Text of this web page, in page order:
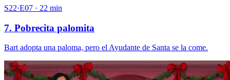
S22·E07 · 22 min
7. Pobrecita palomita
Bart adopta una paloma, pero el Ayudante de Santa se la come.